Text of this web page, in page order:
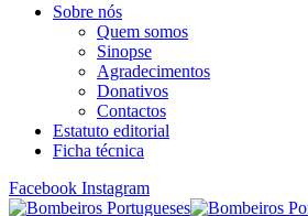
Sobre nós
Quem somos
Sinopse
Agradecimentos
Donativos
Contactos
Estatuto editorial
Ficha técnica
Facebook Instagram